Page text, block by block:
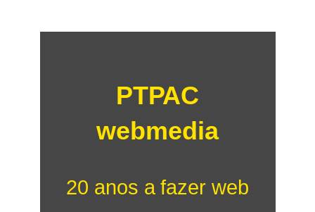
PTPAC
webmedia
20 anos a fazer web